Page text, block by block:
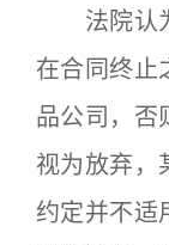
法院认为
在合同终止
品公司，否
视为放弃，
约定并不适